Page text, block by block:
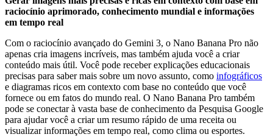
raciocínio aprimorado, conhecimento mundial e informações
em tempo real
Com o raciocínio avançado do Gemini 3, o Nano Banana Pro não
apenas cria imagens incríveis, mas também ajuda você a criar
conteúdo mais útil. Você pode receber explicações educacionais
precisas para saber mais sobre um novo assunto, como infográficos
e diagramas ricos em contexto com base no conteúdo que você
fornece ou em fatos do mundo real. O Nano Banana Pro também
pode se conectar à vasta base de conhecimento da Pesquisa Google
para ajudar você a criar um resumo rápido de uma receita ou
visualizar informações em tempo real, como clima ou esportes.